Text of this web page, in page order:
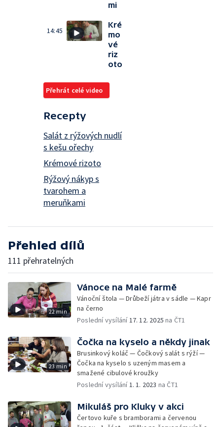
mi
14:45
Kré
mo
vé
riz
oto
Přehrát celé video
Recepty
Salát z rýžových nudlí
s kešu ořechy
Krémové rizoto
Rýžový nákyp s
tvarohem a
meruňkami
Přehled dílů
111 přehratelných
22 min
Vánoce na Malé farmě
Vánoční štola — Drůbeží játra v sádle — Kapr
na černo
Poslední vysílání17. 12. 2025 na ČT1
23 min
Čočka na kyselo a někdy jinak
Brusinkový koláč — Čočkový salát s rýží —
Čočka na kyselo s uzeným masem a
smažené cibulové kroužky
Poslední vysílání1. 1. 2023 na ČT1
Mikuláš pro Kluky v akci
Čertovo kuře s bramborami a červenou